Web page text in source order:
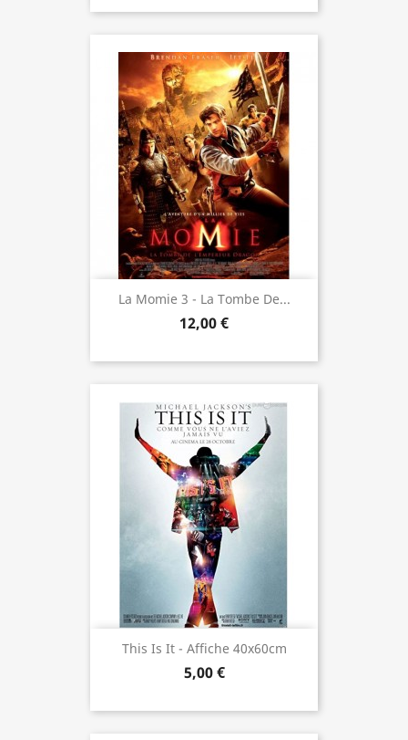
La Momie 3 - La Tombe De...
12,00 €
This Is It - Affiche 40x60cm
5,00 €